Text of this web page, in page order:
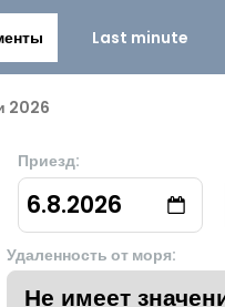
Last minute
2026
Приезд:
6.8.2026
Удаленность от моря: